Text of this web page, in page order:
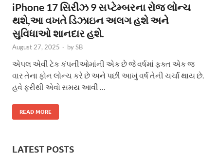
iPhone 17 સિરીઝ 9 સપ્ટેમ્બરના રોજ લોન્ચ
થશે,આ વખતે ડિઝાઇન અલગ હશે અને
સુવિધાઓ શાનદાર હશે.
August 27, 2025 - bySB
એપલ એવી ટેક કંપનીઓમાંની એક છે જે વર્ષમાં ફક્ત એક જ
વાર તેના ફોન લોન્ચ કરે છે અને પછી આખું વર્ષ તેની ચર્ચા થાય છે.
હવે ફરીથી એવો સમય આવી …
READ MORE
LATEST POSTS